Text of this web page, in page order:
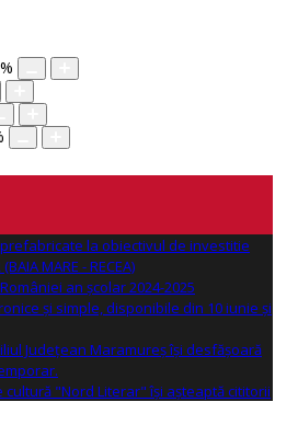
%
la obiectivul de investitie
MARE - RECEA)
an școlar 2024-2025
și simple, disponibile din 10 iunie și
Județean Maramureș își desfășoară
cultură "Nord Literar" își așteaptă cititorii